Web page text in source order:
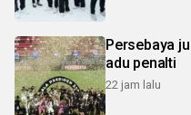
Persebaya
adu penalti
22 jam lalu